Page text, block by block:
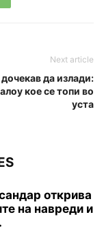
Next article
дочекав да излади:
кое се топи во
уста
открива
на навреди и